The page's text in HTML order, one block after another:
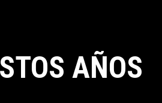
AÑOS